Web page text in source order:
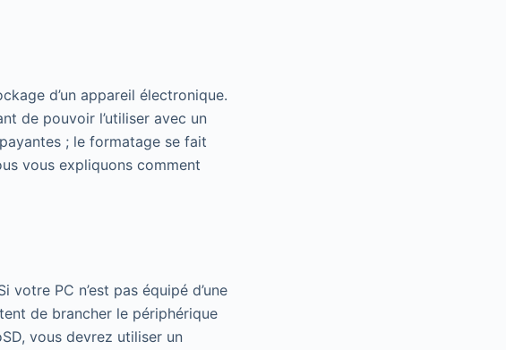
d’un appareil électronique.
de pouvoir l’utiliser avec un
; le formatage se fait
vous expliquons comment
PC n’est pas équipé d’une
de brancher le périphérique
vous devrez utiliser un